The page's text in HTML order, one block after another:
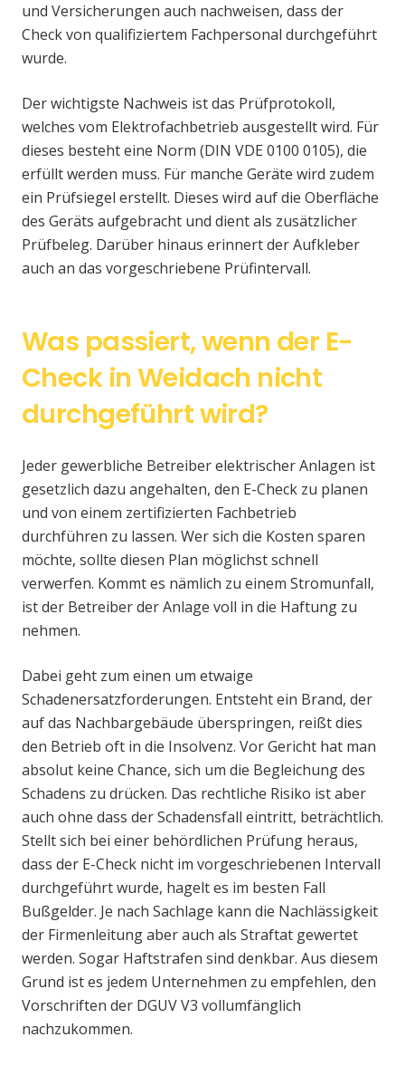
und Versicherungen auch nachweisen, dass der
Check von qualifiziertem Fachpersonal durchgeführt
wurde.
Der wichtigste Nachweis ist das Prüfprotokoll,
welches vom Elektrofachbetrieb ausgestellt wird. Für
dieses besteht eine Norm (DIN VDE 0100 0105), die
erfüllt werden muss. Für manche Geräte wird zudem
ein Prüfsiegel erstellt. Dieses wird auf die Oberfläche
des Geräts aufgebracht und dient als zusätzlicher
Prüfbeleg. Darüber hinaus erinnert der Aufkleber
auch an das vorgeschriebene Prüfintervall.
Was passiert, wenn der E-
Check in Weidach nicht
durchgeführt wird?
Jeder gewerbliche Betreiber elektrischer Anlagen ist
gesetzlich dazu angehalten, den E-Check zu planen
und von einem zertifizierten Fachbetrieb
durchführen zu lassen. Wer sich die Kosten sparen
möchte, sollte diesen Plan möglichst schnell
verwerfen. Kommt es nämlich zu einem Stromunfall,
ist der Betreiber der Anlage voll in die Haftung zu
nehmen.
Dabei geht zum einen um etwaige
Schadenersatzforderungen. Entsteht ein Brand, der
auf das Nachbargebäude überspringen, reißt dies
den Betrieb oft in die Insolvenz. Vor Gericht hat man
absolut keine Chance, sich um die Begleichung des
Schadens zu drücken. Das rechtliche Risiko ist aber
auch ohne dass der Schadensfall eintritt, beträchtlich.
Stellt sich bei einer behördlichen Prüfung heraus,
dass der E-Check nicht im vorgeschriebenen Intervall
durchgeführt wurde, hagelt es im besten Fall
Bußgelder. Je nach Sachlage kann die Nachlässigkeit
der Firmenleitung aber auch als Straftat gewertet
werden. Sogar Haftstrafen sind denkbar. Aus diesem
Grund ist es jedem Unternehmen zu empfehlen, den
Vorschriften der DGUV V3 vollumfänglich
nachzukommen.